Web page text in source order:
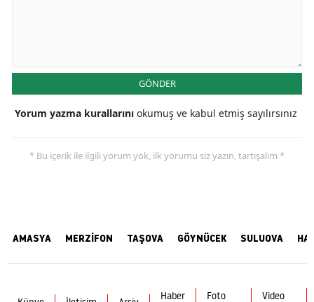
GÖNDER
Yorum yazma kurallarını okumuş ve kabul etmiş sayılırsınız
* Bu içerik ile ilgili yorum yok, ilk yorumu siz yazın, tartışalım *
AMASYA MERZİFON TAŞOVA GÖYNÜCEK SULUOVA
Haber Foto Video